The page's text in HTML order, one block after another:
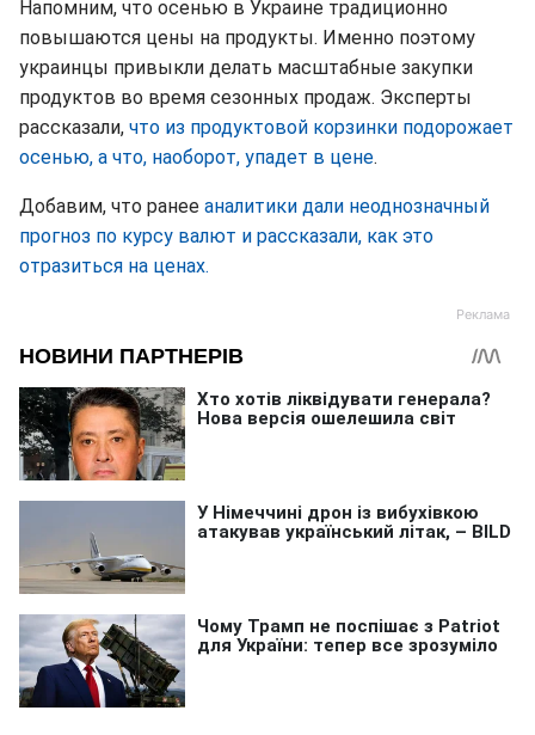
Напомним, что осенью в Украине традиционно
повышаются цены на продукты. Именно поэтому
украинцы привыкли делать масштабные закупки
продуктов во время сезонных продаж. Эксперты
рассказали, что из продуктовой корзинки подорожает
осенью, а что, наоборот, упадет в цене.
Добавим, что ранее аналитики дали неоднозначный
прогноз по курсу валют и рассказали, как это
отразиться на ценах.